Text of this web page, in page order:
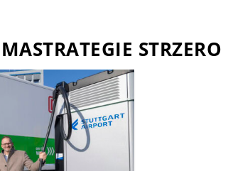
STRZERO